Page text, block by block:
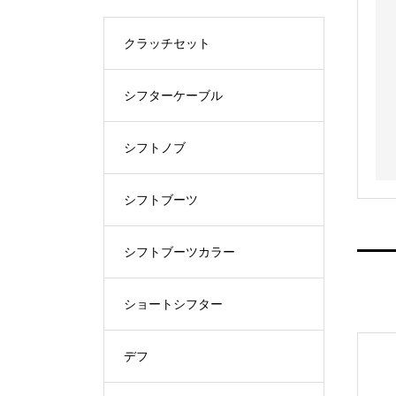
クラッチセット
シフターケーブル
シフトノブ
シフトブーツ
シフトブーツカラー
ショートシフター
デフ